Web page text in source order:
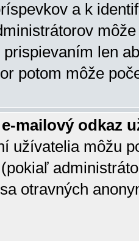
a k
prispievaním len
potom môže
mailový odkaz
užívatelia môžu
otravných